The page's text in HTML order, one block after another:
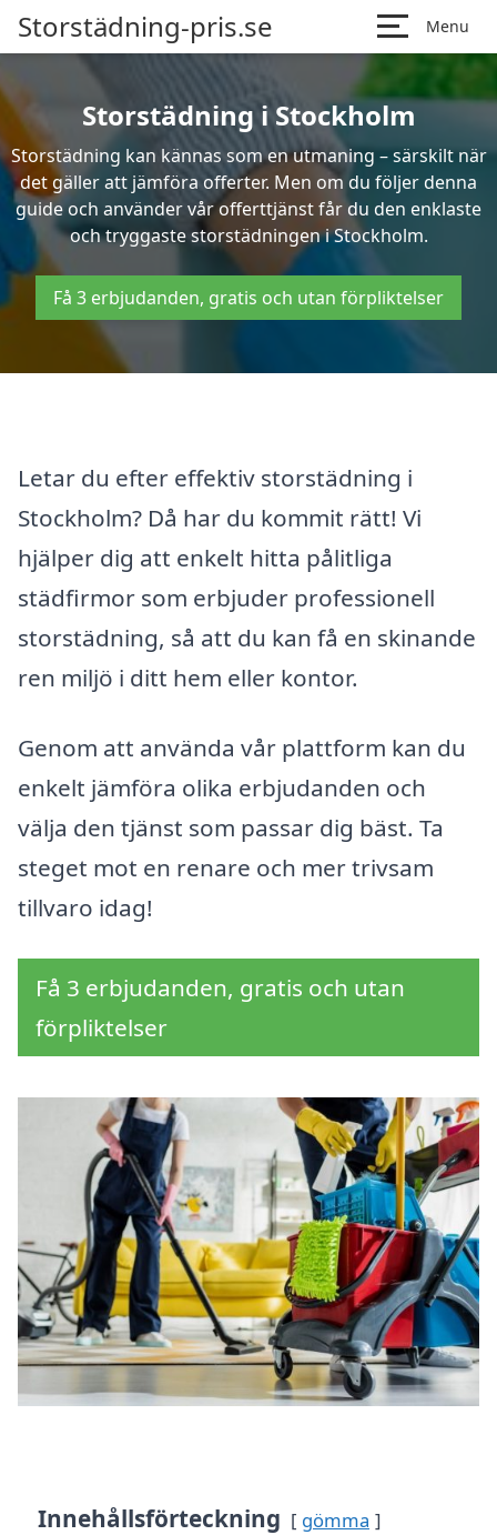
Storstädning-pris.se Menu
Storstädning i Stockholm
Storstädning kan kännas som en utmaning – särskilt när
det gäller att jämföra offerter. Men om du följer denna
guide och använder vår offerttjänst får du den enklaste
och tryggaste storstädningen i Stockholm.
Få 3 erbjudanden, gratis och utan förpliktelser
Letar du efter effektiv storstädning i
Stockholm? Då har du kommit rätt! Vi
hjälper dig att enkelt hitta pålitliga
städfirmor som erbjuder professionell
storstädning, så att du kan få en skinande
ren miljö i ditt hem eller kontor.
Genom att använda vår plattform kan du
enkelt jämföra olika erbjudanden och
välja den tjänst som passar dig bäst. Ta
steget mot en renare och mer trivsam
tillvaro idag!
Få 3 erbjudanden, gratis och utan
förpliktelser
Innehållsförteckning gömma